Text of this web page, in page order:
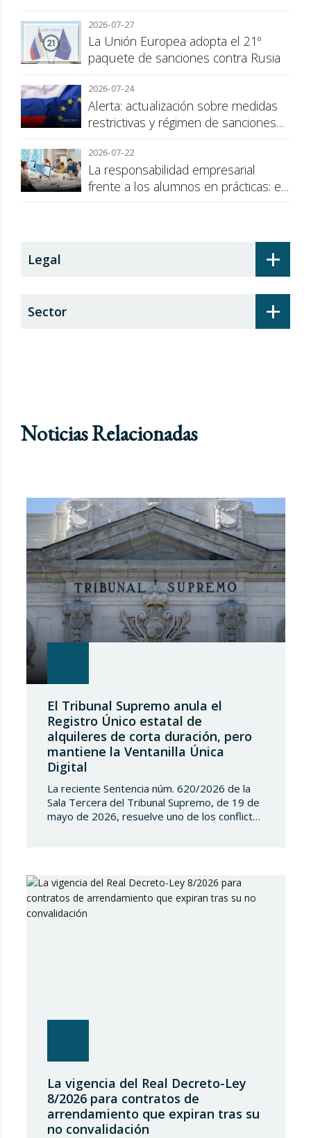
consumidor
2026-07-27
La Unión Europea adopta el 21º
paquete de sanciones contra Rusia
2026-07-24
Alerta: actualización sobre medidas
restrictivas y régimen de sanciones
2026-07-22
La responsabilidad empresarial
frente a los alumnos en prácticas: el
+
Legal
+
Sector
Noticias Relacionadas
El Tribunal Supremo anula el
Registro Único estatal de
alquileres de corta duración, pero
mantiene la Ventanilla Única
Digital
La reciente Sentencia núm. 620/2026 de la
Sala Tercera del Tribunal Supremo, de 19 de
mayo de 2026, resuelve uno de los conflictos
Arrendamientos vinculado al Registro de la…
La vigencia del Real Decreto-Ley
8/2026 para contratos de
arrendamiento que expiran tras su
no convalidación